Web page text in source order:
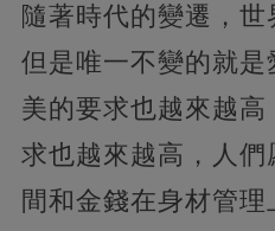
隨著時代的變遷，世
但是唯一不變的就
美的要求也越來越
求也越來越高，人
間和金錢在身材管